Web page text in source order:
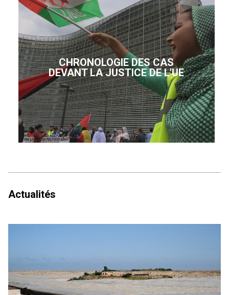
CHRONOLOGIE DES CAS
DEVANT LA JUSTICE DE L'UE
Actualités